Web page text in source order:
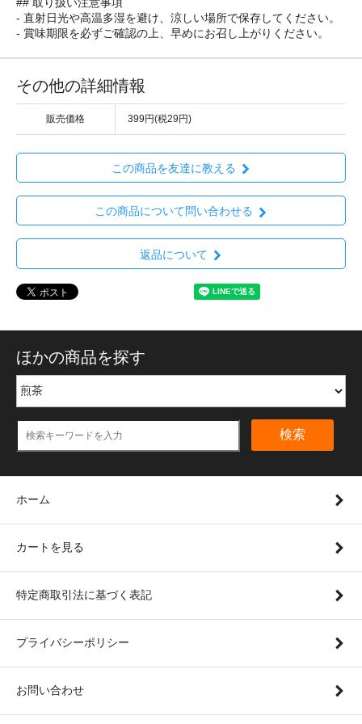
- 直射日光や高温多湿を避け、涼しい場所で保存してください。
- 賞味期限を必ずご確認の上、早めにお召し上がりください。
その他の詳細情報
販売価格 399円(税29円)
この商品を友達に教える
この商品について問い合わせる
返品について
ほかの商品を探す
検索
ホーム
カートを見る
特定商取引法に基づく表記
プライバシーポリシー
お問い合わせ